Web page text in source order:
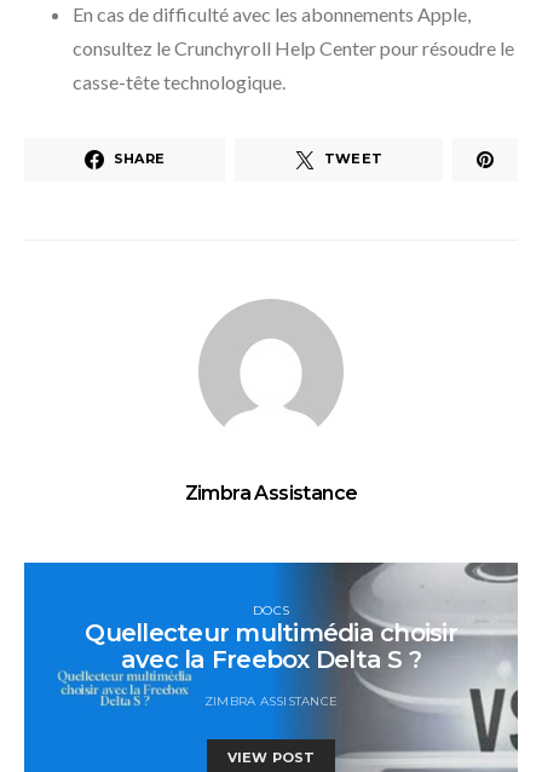
En cas de difficulté avec les abonnements Apple,
consultez le Crunchyroll Help Center pour résoudre le
casse-tête technologique.
SHARE TWEET
Zimbra Assistance
DOCS
Quellecteur multimédia choisir
avec la Freebox Delta S ?
ZIMBRA ASSISTANCE
VIEW POST